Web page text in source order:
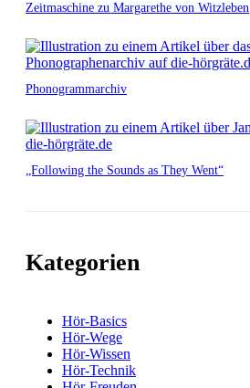
Zeitmaschine zu Margarethe von Witzleben
Phonogrammarchiv
„Following the Sounds as They Went“
Kategorien
Hör-Basics
Hör-Wege
Hör-Wissen
Hör-Technik